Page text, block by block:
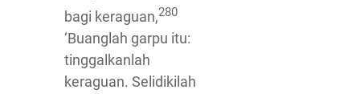
bagi keraguan,280
‘Buanglah garpu itu:
tinggalkanlah
keraguan. Selidikilah